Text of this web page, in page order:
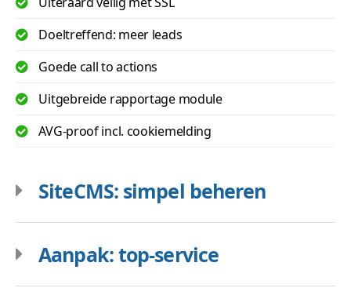
Doeltreffend: meer leads
Goede call to actions
Uitgebreide rapportage module
AVG-proof incl. cookiemelding
SiteCMS: simpel beheren
Aanpak: top-service